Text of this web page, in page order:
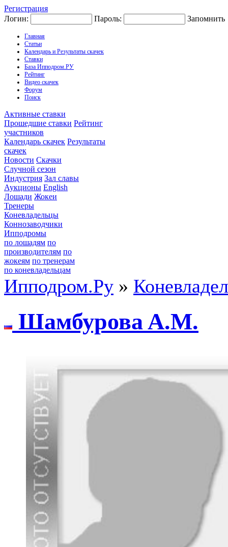
Регистрация
Логин:
Пароль: Запомнить
Главная
Статьи
Календарь и Результаты скачек
Ставки
База Ипподром.РУ
Рейтинг
Видео скачек
Форум
Поиск
Активные ставки
Прошедшие ставки Рейтинг
участников
Календарь скачек Результаты
скачек
Новости Скачки
Случной сезон
Индустрия Зал славы
Аукционы English
Лошади Жокеи
Тренеры
Коневладельцы
Коннозаводчики
Ипподромы
по лошадям по
производителям по
жокеям по тренерам
по коневладельцам
Ипподром.Ру »
Шaмбуpовa A.М.